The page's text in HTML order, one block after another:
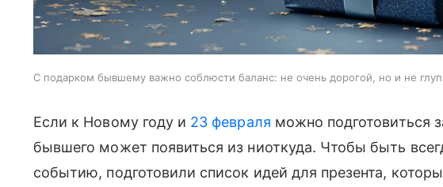
С подарком бывшему важно соблюсти баланс: не очень дорогой, но и не
Если к Новому году и 23 февраля можно подготовиться
бывшего может появиться из ниоткуда. Чтобы быть
событию, подготовили список идей для презента,